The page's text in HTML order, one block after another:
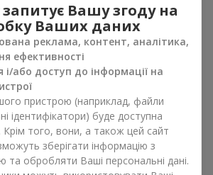
дозволяє вибрати букети з
стилях. На наших сторінках ви можете
9 або 11 квітів;
доповненні сезонними рослинами;
з класичними трояндами;
з паростками ніжної зелені.
— це сезонні квіти, які доступні
цвітіння.
Вашу згоду на
Ваших даних
реклама, контент, аналітика,
ефективності
і/або доступ до інформації на
пристрою (наприклад, файли
ідентифікатори) буде доступна
того, вони, а також цей сайт
зберігати інформацію з
та обробляти Ваші персональні дані.